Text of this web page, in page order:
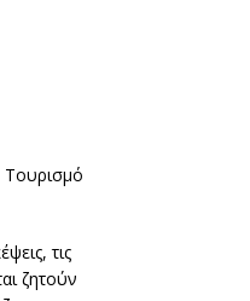
Τουρισμό
τις
ζητούν